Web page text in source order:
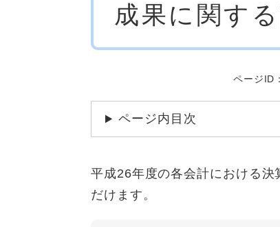
成果に関す
ページID
ページ内目次
平成26年度の各会計における
だけます。